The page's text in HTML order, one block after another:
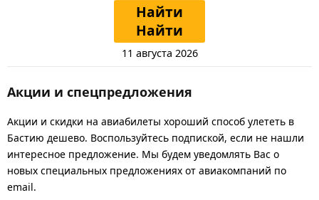
Найти
Найти
11 августа 2026
Акции и спецпредложения
Акции и скидки на авиабилеты хороший способ улететь в
Бастию дешево. Воспользуйтесь подпиской, если не нашли
интересное предложение. Мы будем уведомлять Вас о
новых специальных предложениях от авиакомпаний по
email.